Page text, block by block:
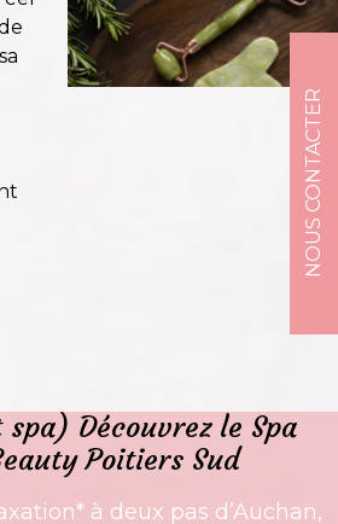
NOUS CONTACTER
Découvrez le Spa
Poitiers Sud
à deux pas d’Auchan,